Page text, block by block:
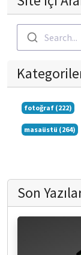
Search...
fotoğraf (222)
masaüstü (264)
Son